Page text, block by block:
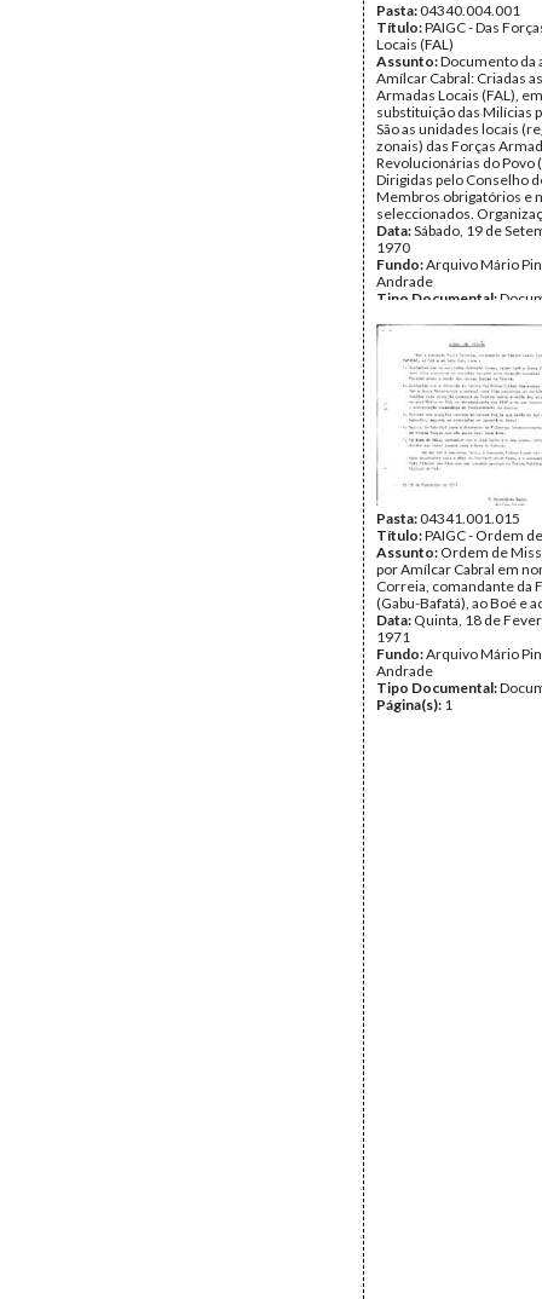
Pasta:04340.004.001
Título:PAIGC - Das
Locais (FAL)
Assunto:Documento da
Amílcar Cabral: Criadas
Armadas Locais (FAL), em
substituição das Milícias
São as unidades locais
zonais) das Forças
Revolucionárias do Povo
Dirigidas pelo Conselho
Membros obrigatórios e
seleccionados.
Data:Sábado, 19 de
1970
Fundo:Arquivo Mário
Andrade
Tipo Documental:
Pasta:04341.001.015
Título:PAIGC - Ordem
Assunto: Ordem de
por Amílcar Cabral em
Correia, comandante da
(Gabu-Bafatá), ao Boé e
Data: Quinta, 18 de
1971
Fundo:Arquivo Mário
Andrade
Tipo Documental:
Página(s): 1